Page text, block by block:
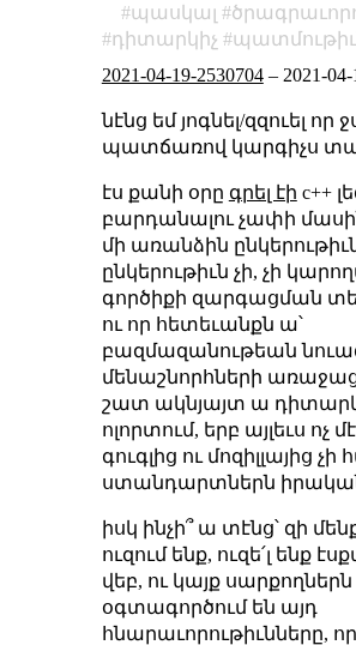
պասկալ
դիտարկիչ
2021-04-19-2530704– 2021-04-
նէնց եմ յոգնել/զզուել որ
պատճառով կարգիչս
էս քանի օրը գրել էի c++
բարդանալու չափի
մի առանձին
ընկերութիւն չի, չի
գործիքի զարգացման
ու որ հետեւանքն ա՝
բազմազանութեան
մենաշնորհների
շատ ակնյայտ ա
ոլորտում, երբ այլեւս ոչ
գուգլից ու մոզիլլայից չի
ստանդարտներն
իսկ ինչի՞ ա տէնց՝ զի
ուզում ենք, ուզե՛լ ենք
վեբ, ու կայք
օգտագործում են այդ
հնարաւորութիւնները,